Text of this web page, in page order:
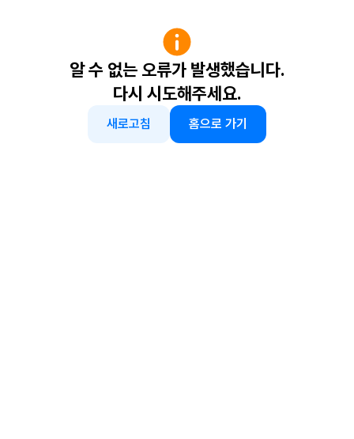
알 수 없는 오류가 발생했습니다.
다시 시도해주세요.
새로고침 홈으로 가기